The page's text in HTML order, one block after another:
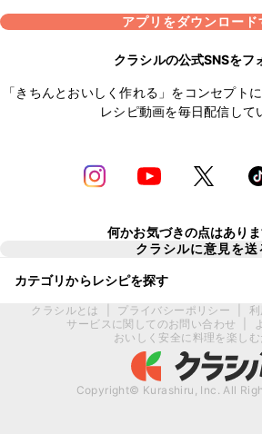
アプリをダウンロード
クラシルの公式SNSをフ
「きちんとおいしく作れる」をコンセプト
レシピ動画を毎日配信して
何かお気づきの点はあり
クラシルに意見を送
カテゴリからレシピを探す
クラシルとは プライバシーポリシー
サービスに関してのお問い合わせ
おいしく安全に料理を楽しむ
Copyright© Kurashiru, Inc. All